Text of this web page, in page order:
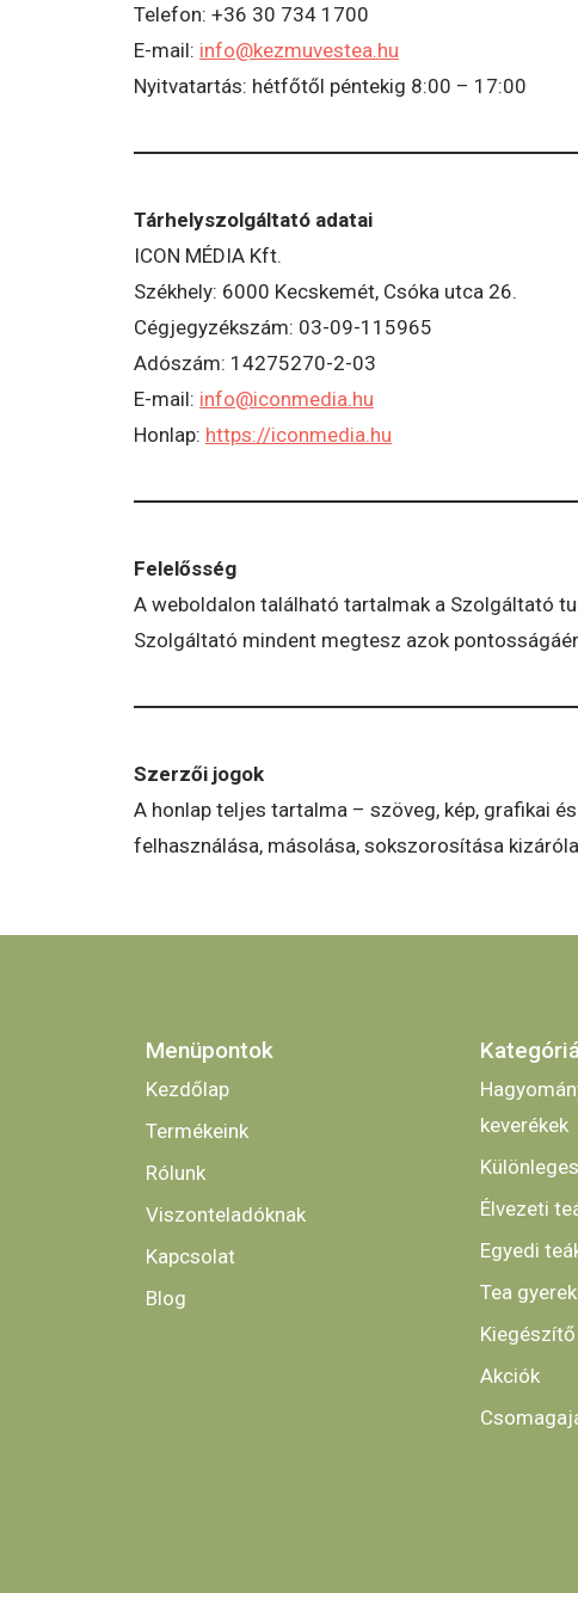
Telefon: +36 30 734 1700
E-mail: info@kezmuvestea.hu
Nyitvatartás: hétfőtől péntekig 8:00 – 17:00
Tárhelyszolgáltató adatai
ICON MÉDIA Kft.
Székhely: 6000 Kecskemét, Csóka utca 26.
Cégjegyzékszám: 03-09-115965
Adószám: 14275270-2-03
E-mail: info@iconmedia.hu
Honlap: https://iconmedia.hu
Felelősség
A weboldalon található tartalmak a Szolgáltató
Szolgáltató mindent megtesz azok
Szerzői jogok
A honlap teljes tartalma – szöveg, kép, grafikai
felhasználása, másolása, sokszorosítása
Menüpontok
Kezdőlap
Termékeink
Rólunk
Viszonteladóknak
Kapcsolat
Blog
keverékek
Élvezeti
Egyedi
Tea
Akciók